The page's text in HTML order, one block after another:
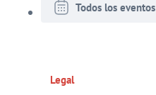
Todos los eventos
Legal